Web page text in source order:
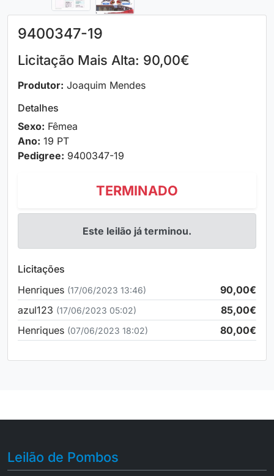
9400347-19
Licitação Mais Alta: 90,00€
Produtor: Joaquim Mendes
Detalhes
Sexo: Fêmea
Ano: 19 PT
Pedigree: 9400347-19
TERMINADO
Este leilão já terminou.
Licitações
Henriques (17/06/2023 13:46)
90,00€
azul123 (17/06/2023 05:02)
85,00€
Henriques (07/06/2023 18:02) 80,00€
Leilão de Pombos